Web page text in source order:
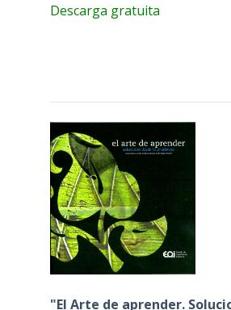
Descarga gratuita
"El Arte de aprender.